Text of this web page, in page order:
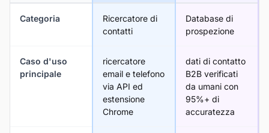
Categoria
Ricercatore di
contatti
Database di
prospezione
Caso d'uso
principale
ricercatore
email e telefono
via API ed
estensione
Chrome
dati di contatto
B2B verificati
da umani con
95%+ di
accuratezza